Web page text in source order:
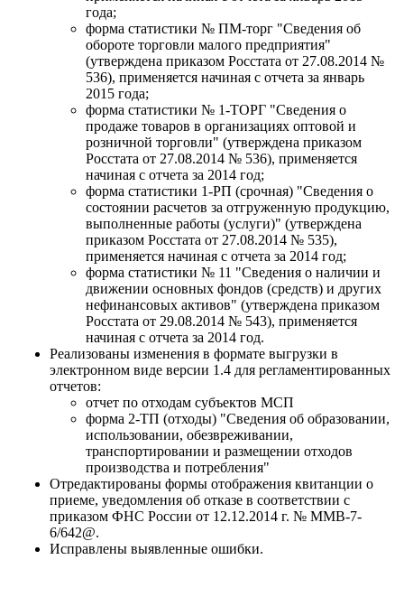
года;
форма статистики № ПМ-торг "Сведения об
обороте торговли малого предприятия"
(утверждена приказом Росстата от 27.08.2014 №
536), применяется начиная с отчета за январь
2015 года;
форма статистики № 1-ТОРГ "Сведения о
продаже товаров в организациях оптовой и
розничной торговли" (утверждена приказом
Росстата от 27.08.2014 № 536), применяется
начиная с отчета за 2014 год;
форма статистики 1-РП (срочная) "Сведения о
состоянии расчетов за отгруженную продукцию,
выполненные работы (услуги)" (утверждена
приказом Росстата от 27.08.2014 № 535),
применяется начиная с отчета за 2014 год;
форма статистики № 11 "Сведения о наличии и
движении основных фондов (средств) и других
нефинансовых активов" (утверждена приказом
Росстата от 29.08.2014 № 543), применяется
начиная с отчета за 2014 год.
Реализованы изменения в формате выгрузки в
электронном виде версии 1.4 для регламентированных
отчетов:
отчет по отходам субъектов МСП
форма 2-ТП (отходы) "Сведения об образовании,
использовании, обезвреживании,
транспортировании и размещении отходов
производства и потребления"
Отредактированы формы отображения квитанции о
приеме, уведомления об отказе в соответствии с
приказом ФНС России от 12.12.2014 г. № ММВ-7-
6/642@.
Исправлены выявленные ошибки.